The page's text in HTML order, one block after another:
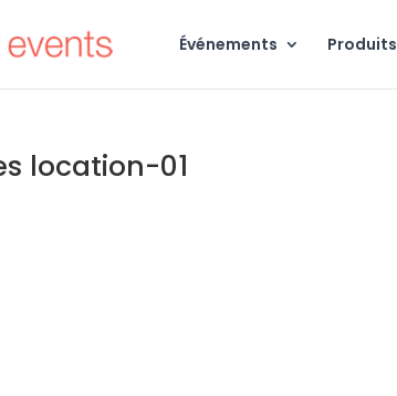
Événements Produits
location-01